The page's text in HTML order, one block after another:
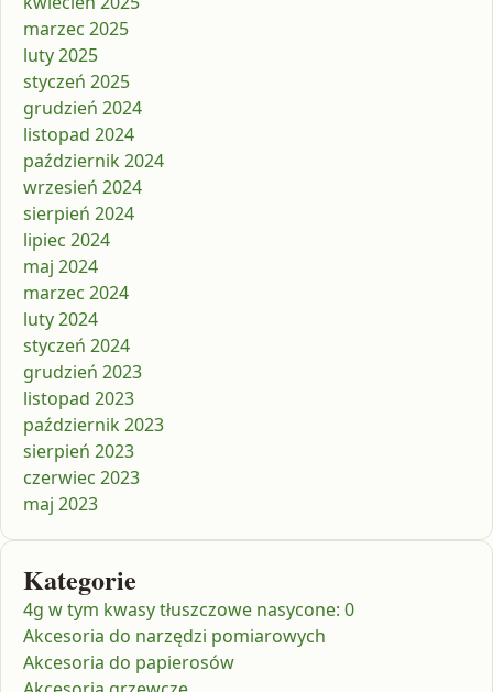
marzec 2025
luty 2025
styczeń 2025
grudzień 2024
listopad 2024
październik 2024
wrzesień 2024
sierpień 2024
lipiec 2024
maj 2024
marzec 2024
luty 2024
styczeń 2024
grudzień 2023
listopad 2023
październik 2023
sierpień 2023
czerwiec 2023
maj 2023
Kategorie
4g w tym kwasy tłuszczowe nasycone: 0
Akcesoria do narzędzi pomiarowych
Akcesoria do papierosów